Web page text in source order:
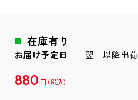
在庫有り
お届け予定日 翌日以降出荷
880 円